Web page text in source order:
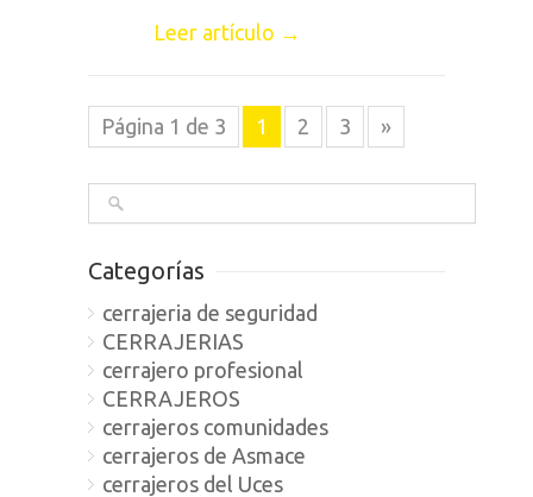
Leer artículo →
Página 1 de 3 1 2 3 »
Categorías
cerrajeria de seguridad
CERRAJERIAS
cerrajero profesional
CERRAJEROS
cerrajeros comunidades
cerrajeros de Asmace
cerrajeros del Uces